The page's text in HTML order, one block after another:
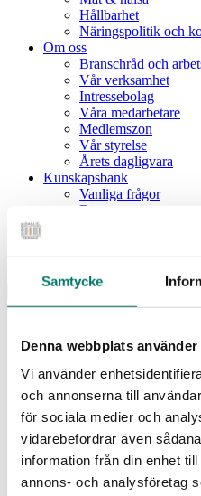
Samtycke
Denna webbplats
Vi använder
och annonserna till
för sociala medier och
vidarebefordrar även
information från din enhet
annons- och analysföretag
Hållbarhet
Näringspolitik och
Om oss
Branschråd och
Vår verksamhet
Intressebolag
Våra medarbetare
Medlemszon
Vår styrelse
Årets dagligvara
Kunskapsbank
Vanliga frågor
Rapporter
Moms på livsmedel
Dagligvaruindex
Årsrapport 2025
Aktuellt
Nyheter
Pressrum
Remisser
Fokusområden
Branschriktlinjer och
Livsmedelssäkerhet